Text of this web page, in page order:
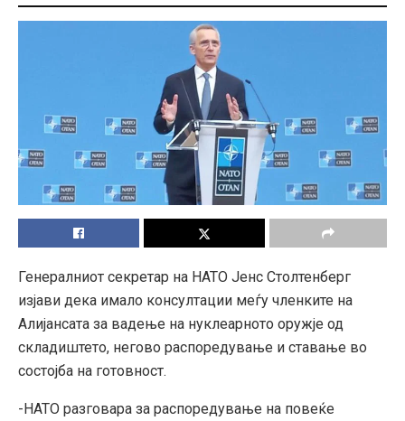
Генералниот секретар на НАТО Јенс Столтенберг
изјави дека имало консултации меѓу членките на
Алијансата за вадење на нуклеарното оружје од
складиштето, негово распоредување и ставање во
состојба на готовност.
-НАТО разговара за распоредување на повеќе